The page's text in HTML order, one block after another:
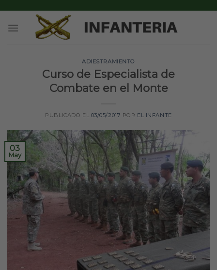
content
ADIESTRAMIENTO
Curso de Especialista de
Combate en el Monte
PUBLICADO EL 03/05/2017 POR EL INFANTE
03
May